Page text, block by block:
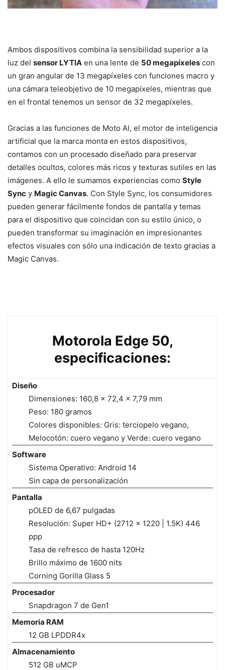
Ambos dispositivos combina la sensibilidad superior a la
luz del sensor LYTIA en una lente de 50 megapíxeles con
un gran angular de 13 megapíxeles con funciones macro y
una cámara teleobjetivo de 10 megapíxeles, mientras que
en el frontal tenemos un sensor de 32 megapíxeles.
Gracias a las funciones de Moto AI, el motor de inteligencia
artificial que la marca monta en estos dispositivos,
contamos con un procesado diseñado para preservar
detalles ocultos, colores más ricos y texturas sutiles en las
imágenes. A ello le sumamos experiencias como Style
Sync y Magic Canvas. Con Style Sync, los consumidores
pueden generar fácilmente fondos de pantalla y temas
para el dispositivo que coincidan con su estilo único, o
pueden transformar su imaginación en impresionantes
efectos visuales con sólo una indicación de texto gracias a
Magic Canvas.
Motorola Edge 50,
especificaciones:
Diseño
Dimensiones: 160,8 × 72,4 × 7,79 mm
Peso: 180 gramos
Colores disponibles: Gris: terciopelo vegano,
Melocotón: cuero vegano y Verde: cuero vegano
Software
Sistema Operativo: Android 14
Sin capa de personalización
Pantalla
pOLED de 6,67 pulgadas
Resolución: Super HD+ (2712 × 1220 | 1.5K) 446
ppp
Tasa de refresco de hasta 120Hz
Brillo máximo de 1600 nits
Corning Gorilla Glass 5
Procesador
Snapdragon 7 de Gen1
Memoria RAM
12 GB LPDDR4x
Almacenamiento
512 GB uMCP